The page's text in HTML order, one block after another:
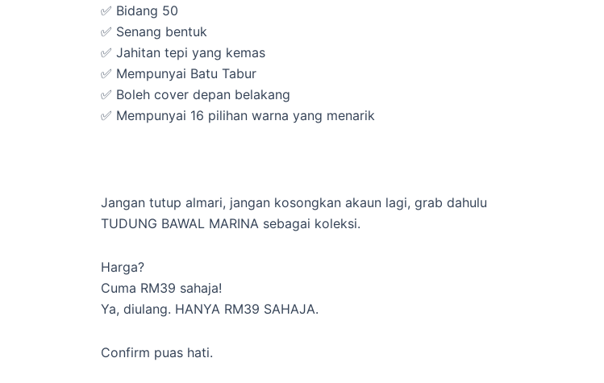
✅ Bidang 50
✅ Senang bentuk
✅ Jahitan tepi yang kemas
✅ Mempunyai Batu Tabur
✅ Boleh cover depan belakang
✅ Mempunyai 16 pilihan warna yang menarik
Jangan tutup almari, jangan kosongkan akaun lagi, grab dahulu
TUDUNG BAWAL MARINA sebagai koleksi.
Harga?
Cuma RM39 sahaja!
Ya, diulang. HANYA RM39 SAHAJA.
Confirm puas hati.